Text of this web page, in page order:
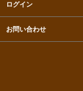
ログイン
お問い合わせ